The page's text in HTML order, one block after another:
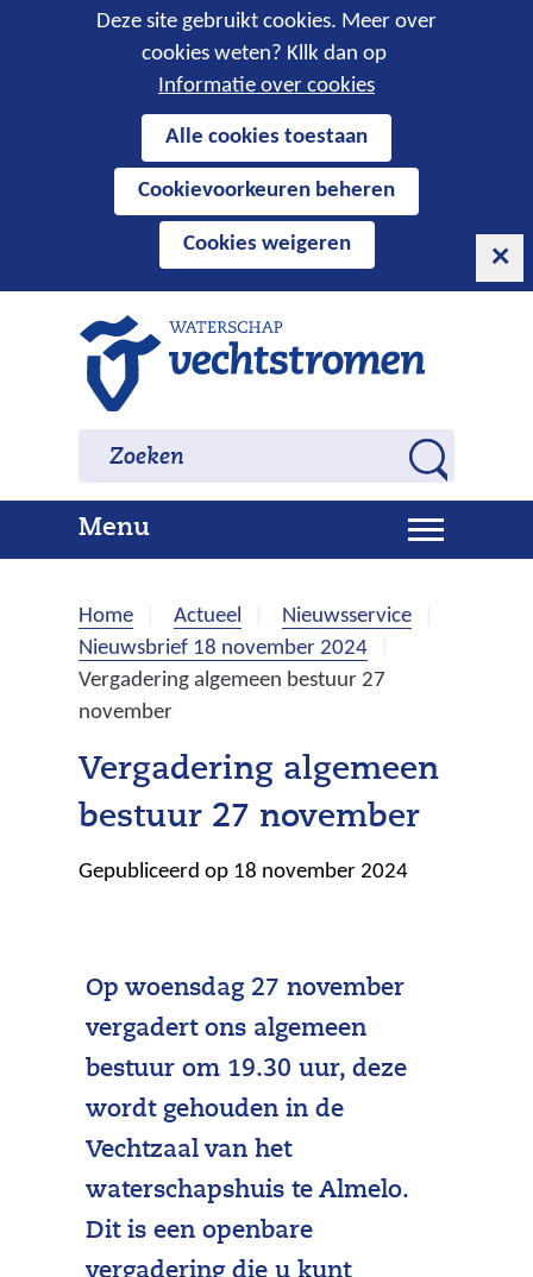
Cookies
toestaan?
Deze site gebruikt cookies. Meer over
cookies weten? Kllk dan op
Informatie over cookies
cookies
deze
website
worden
toegestaan
geweigerd.
Alle cookies toestaan
Cookievoorkeuren beheren
Cookies weigeren
naar
o
e
k
e
n
Zoeken Zoeken
MenuU
i
l
a
p
n
Home Actueel
Nieuwsservice
Nieuwsbrief 18 november 2024
Vergadering algemeen bestuur 27
november
Vergadering algemeen
bestuur 27 november
Gepubliceerd op 18 november 2024
Op woensdag 27 november
vergadert ons algemeen
bestuur om 19.30 uur, deze
wordt gehouden in de
Vechtzaal van het
waterschapshuis te Almelo.
Dit is een openbare